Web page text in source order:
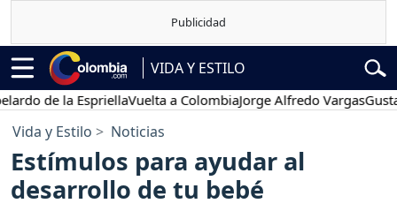
VIDA Y ESTILO
de la EspriellaVuelta a ColombiaJorge Alfredo VargasGustavo
Vida y Estilo Noticias
Estímulos para ayudar al
desarrollo de tu bebé